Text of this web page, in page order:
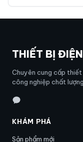
THIẾT BỊ
Chuyên cung cấp
công nghiệp chất
KHÁM PHÁ
Sản phẩm mới